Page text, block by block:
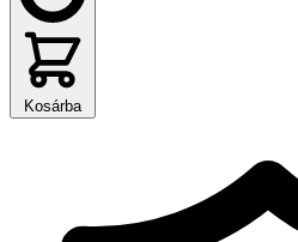
Kosárba